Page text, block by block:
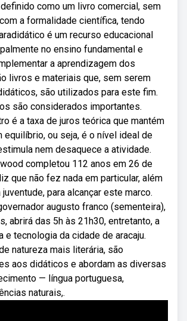
como um livro comercial, sem
a formalidade científica, tendo
é um recurso educacional
no ensino fundamental e
a aprendizagem dos
livros e materiais que, sem serem
são utilizados para este fim.
são considerados importantes.
é a taxa de juros teórica que mantém
equilíbrio, ou seja, é o nível ideal de
nem desaquece a atividade.
completou 112 anos em 26 de
que não fez nada em particular, além
para alcançar este marco.
augusto franco (sementeira),
abrirá das 5h às 21h30, entretanto, a
e tecnologia da cidade de aracaju.
natureza mais literária, são
aos didáticos e abordam as diversas
— língua portuguesa,
naturais,.